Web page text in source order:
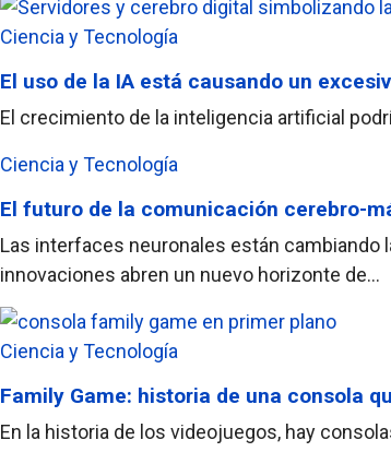
Ciencia y Tecnología
El uso de la IA está causando un
El crecimiento de la inteligencia artificial
Ciencia y Tecnología
El futuro de la comunicación cerebro-
Las interfaces neuronales están
innovaciones abren un nuevo horizonte de...
Ciencia y Tecnología
Family Game: historia de una consola
En la historia de los videojuegos, hay